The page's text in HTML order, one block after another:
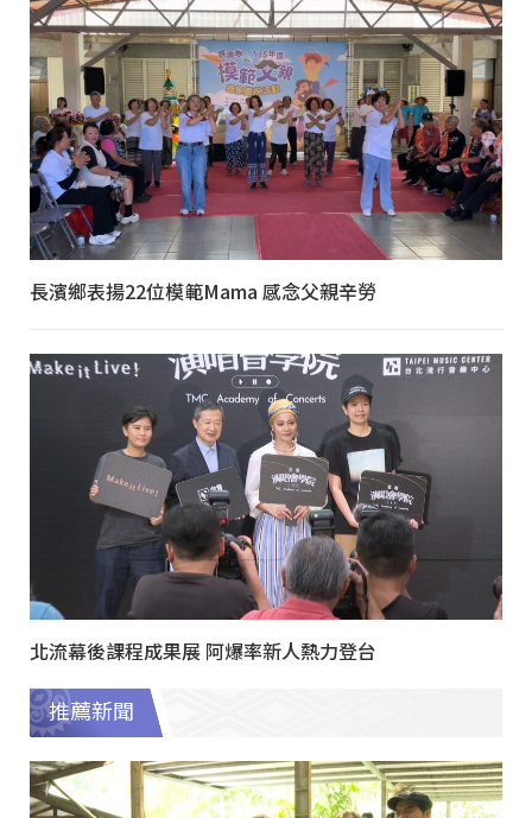
長濱鄉表揚22位模範Mama 感念父親辛勞
北流幕後課程成果展 阿爆率新人熱力登台
推薦新聞